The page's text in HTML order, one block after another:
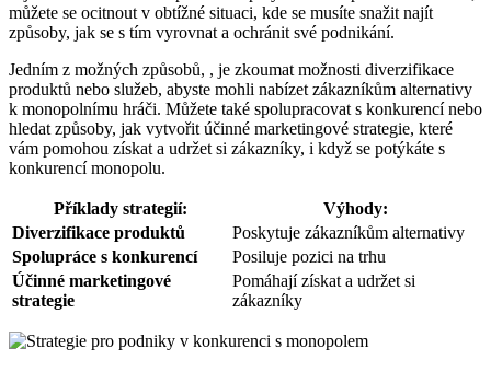
můžete se ocitnout v obtížné situaci, kde se musíte snažit najít
způsoby, jak se s tím vyrovnat a ochránit své podnikání.
Jedním z možných způsobů, , je zkoumat možnosti diverzifikace
produktů nebo služeb, abyste mohli nabízet zákazníkům alternativy
k monopolnímu hráči. Můžete také spolupracovat s konkurencí nebo
hledat způsoby, jak vytvořit účinné marketingové strategie, které
vám pomohou získat a udržet si zákazníky, i když se potýkáte s
konkurencí monopolu.
Příklady strategií:
Výhody:
Diverzifikace produktů
Poskytuje zákazníkům alternativy
Spolupráce s konkurencí
Posiluje pozici na trhu
Účinné marketingové
strategie
Pomáhají získat a udržet si
zákazníky